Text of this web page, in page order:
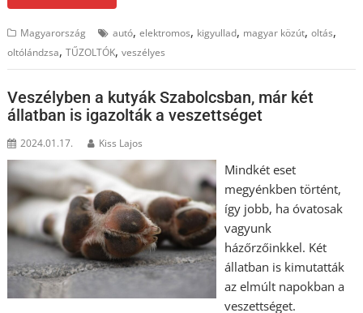
Magyarország autó,elektromos, kigyullad, magyar közút,oltás,
oltólándzsa,TŰZOLTÓK,veszélyes
Veszélyben a kutyák Szabolcsban, már két
állatban is igazolták a veszettséget
2024.01.17. Kiss Lajos
Mindkét eset
megyénkben történt,
így jobb, ha óvatosak
vagyunk
házőrzőinkkel. Két
állatban is kimutatták
az elmúlt napokban a
veszettséget.